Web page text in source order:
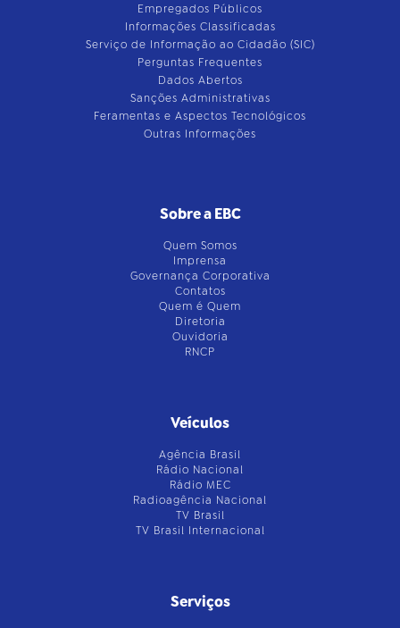
Empregados Públicos
Informações Classificadas
Serviço de Informação ao Cidadão (SIC)
Perguntas Frequentes
Dados Abertos
Sanções Administrativas
Feramentas e Aspectos Tecnológicos
Outras Informações
Sobre a EBC
Quem Somos
Imprensa
Governança Corporativa
Contatos
Quem é Quem
Diretoria
Ouvidoria
RNCP
Veículos
Agência Brasil
Rádio Nacional
Rádio MEC
Radioagência Nacional
TV Brasil
TV Brasil Internacional
Serviços